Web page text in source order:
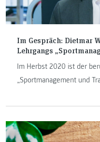
Im Gespräch: Dietmar
Lehrgangs
Im Herbst 2020 ist der
„Sportmanagement und
(BSPA) entwickelt und
wie der Lehrgang